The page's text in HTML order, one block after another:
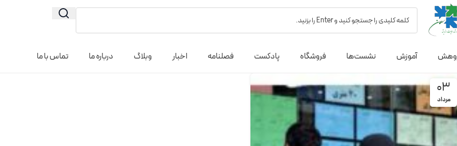
آموزش نشست‌ها فروشگاه پادکست فصلنامه اخبار وبلاگ درباره ما تماس با ما
03
مرداد